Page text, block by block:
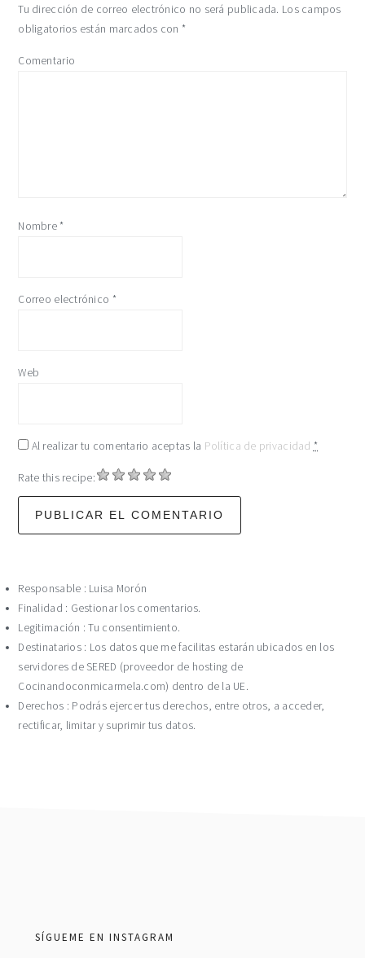
Tu dirección de correo electrónico no será publicada. Los campos
obligatorios están marcados con *
Comentario
Nombre *
Correo electrónico *
Web
Al realizar tu comentario aceptas la Política de privacidad *
Rate this recipe:
Responsable : Luisa Morón
Finalidad : Gestionar los comentarios.
Legitimación : Tu consentimiento.
Destinatarios : Los datos que me facilitas estarán ubicados en los
servidores de SERED (proveedor de hosting de
Cocinandoconmicarmela.com) dentro de la UE.
Derechos : Podrás ejercer tus derechos, entre otros, a acceder,
rectificar, limitar y suprimir tus datos.
SÍGUEME EN INSTAGRAM